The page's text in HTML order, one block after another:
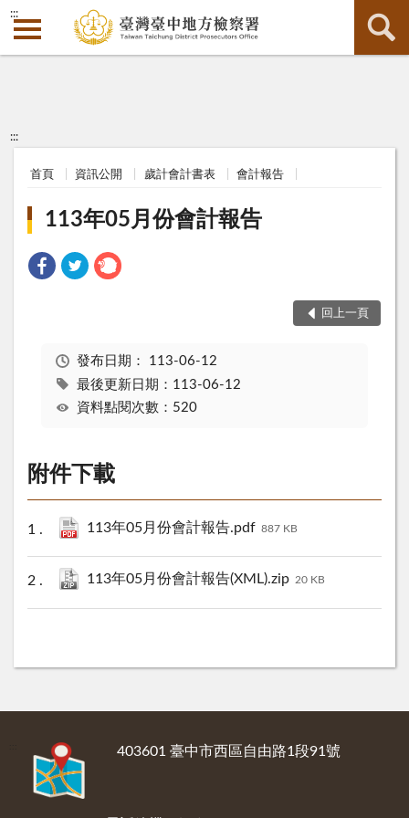
:::
:::
首頁 資訊公開 歲計會計書表 會計報告
113年05月份會計報告
回上一頁
發布日期： 113-06-12
最後更新日期：113-06-12
資料點閱次數：520
附件下載
113年05月份會計報告.pdf 887 KB
113年05月份會計報告(XML).zip 20 KB
403601 臺中市西區自由路1段91號